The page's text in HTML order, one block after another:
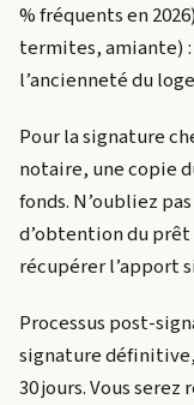
% fréquents en
termites, amiante) :
l’ancienneté du
Pour la signature
notaire, une copie
fonds. N’oubliez
d’obtention du
récupérer l’apport
Processus post-
signature
30 jours. Vous